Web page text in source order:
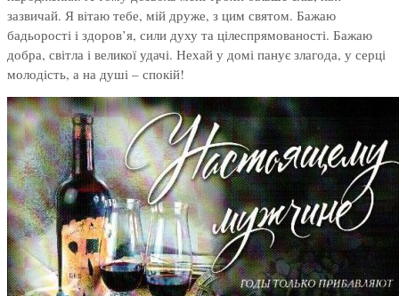
зазвичай. Я вітаю тебе, мій друже, з цим святом. Бажаю
бадьорості і здоров’я, сили духу та цілеспрямованості. Бажаю
добра, світла і великої удачі. Нехай у домі панує злагода, у серці
молодість, а на душі – спокій!